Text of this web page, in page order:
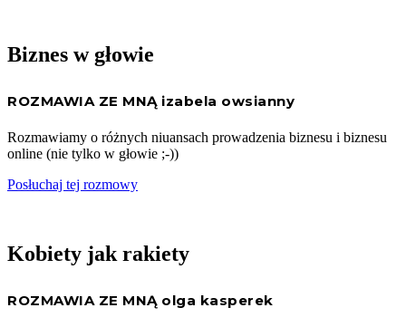
Biznes w głowie
ROZMAWIA ZE MNĄ izabela owsianny
Rozmawiamy o różnych niuansach prowadzenia biznesu i biznesu
online (nie tylko w głowie ;-))
Posłuchaj tej rozmowy
Kobiety jak rakiety
ROZMAWIA ZE MNĄ olga kasperek